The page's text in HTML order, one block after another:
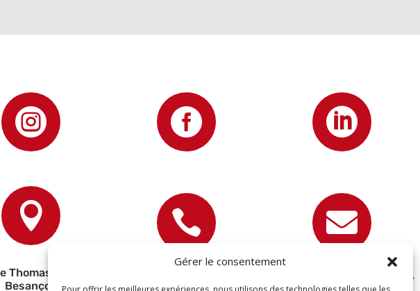
Gérer le consentement
  

Thomas Edison,
Besançon
 
contact@devisettravaux.fr